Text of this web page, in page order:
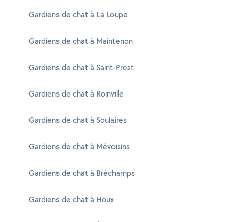
Gardiens de chat à La Loupe
Gardiens de chat à Maintenon
Gardiens de chat à Saint-Prest
Gardiens de chat à Roinville
Gardiens de chat à Soulaires
Gardiens de chat à Mévoisins
Gardiens de chat à Bréchamps
Gardiens de chat à Houx